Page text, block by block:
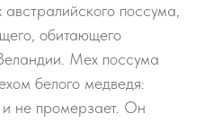
поссума,
обитающего
Мех поссума
белого медведя:
и не промерзает. Он